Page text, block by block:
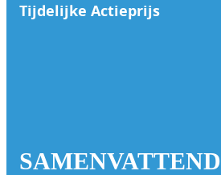
Tijdelijke Actieprijs
SAMENVATTEND